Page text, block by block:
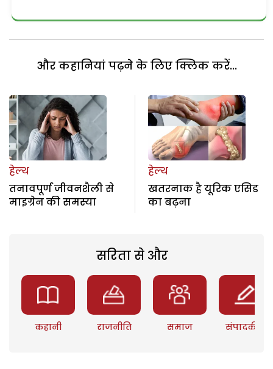
और कहानियां पढ़ने के लिए क्लिक करें...
हेल्थ
तनावपूर्ण जीवनशैली से
माइग्रेन की समस्या
हेल्थ
खतरनाक है यूरिक एसिड
का बढ़ना
सरिता से और
कहानी राजनीति समाज संपादकीय